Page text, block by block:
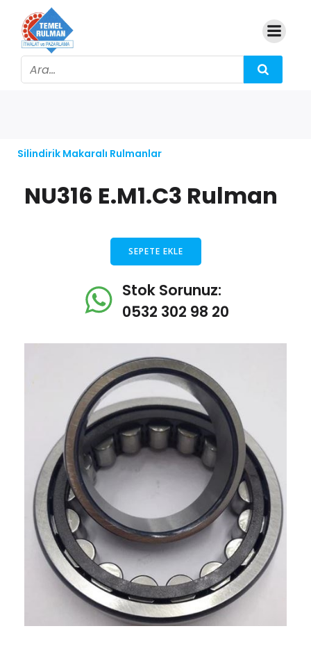
Silindirik Makaralı Rulmanlar
NU316 E.M1.C3 Rulman
SEPETE EKLE
Stok Sorunuz:
0532 302 98 20